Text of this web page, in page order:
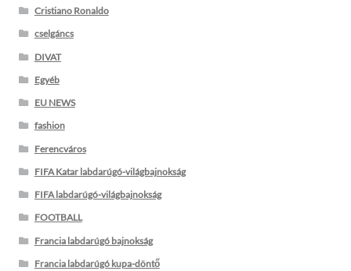
Cristiano Ronaldo
cselgáncs
DIVAT
Egyéb
EU NEWS
fashion
Ferencváros
FIFA Katar labdarúgó-világbajnokság
FIFA labdarúgó-világbajnokság
FOOTBALL
Francia labdarúgó bajnokság
Francia labdarúgó kupa-döntő